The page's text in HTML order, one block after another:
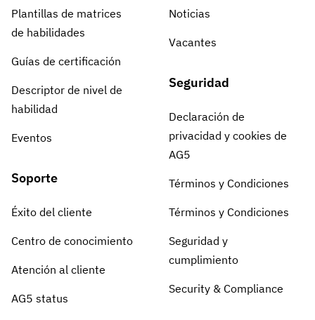
Plantillas de matrices
de habilidades
Guías de certificación
Descriptor de nivel de
habilidad
Eventos
Soporte
Éxito del cliente
Centro de conocimiento
Atención al cliente
AG5 status
Noticias
Vacantes
Seguridad
Declaración de
privacidad y cookies de
AG5
Términos y Condiciones
Términos y Condiciones
Seguridad y
cumplimiento
Security & Compliance